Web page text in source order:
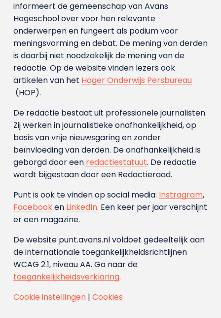
informeert de gemeenschap van Avans
Hogeschool over voor hen relevante
onderwerpen en fungeert als podium voor
meningsvorming en debat. De mening van derden
is daarbij niet noodzakelijk de mening van de
redactie. Op de website vinden lezers ook
artikelen van het Hoger Onderwijs Persbureau
(HOP).
De redactie bestaat uit professionele journalisten.
Zij werken in journalistieke onafhankelijkheid, op
basis van vrije nieuwsgaring en zonder
beïnvloeding van derden. De onafhankelijkheid is
geborgd door een redactiestatuut. De redactie
wordt bijgestaan door een Redactieraad.
Punt is ook te vinden op social media: Instragram,
Facebooken LinkedIn. Een keer per jaar verschijnt
er een magazine.
De website punt.avans.nl voldoet gedeeltelijk aan
de internationale toegankelijkheidsrichtlijnen
WCAG 2.1, niveau AA. Ga naar de
toegankelijkheidsverklaring.
Cookie instellingen| Cookies